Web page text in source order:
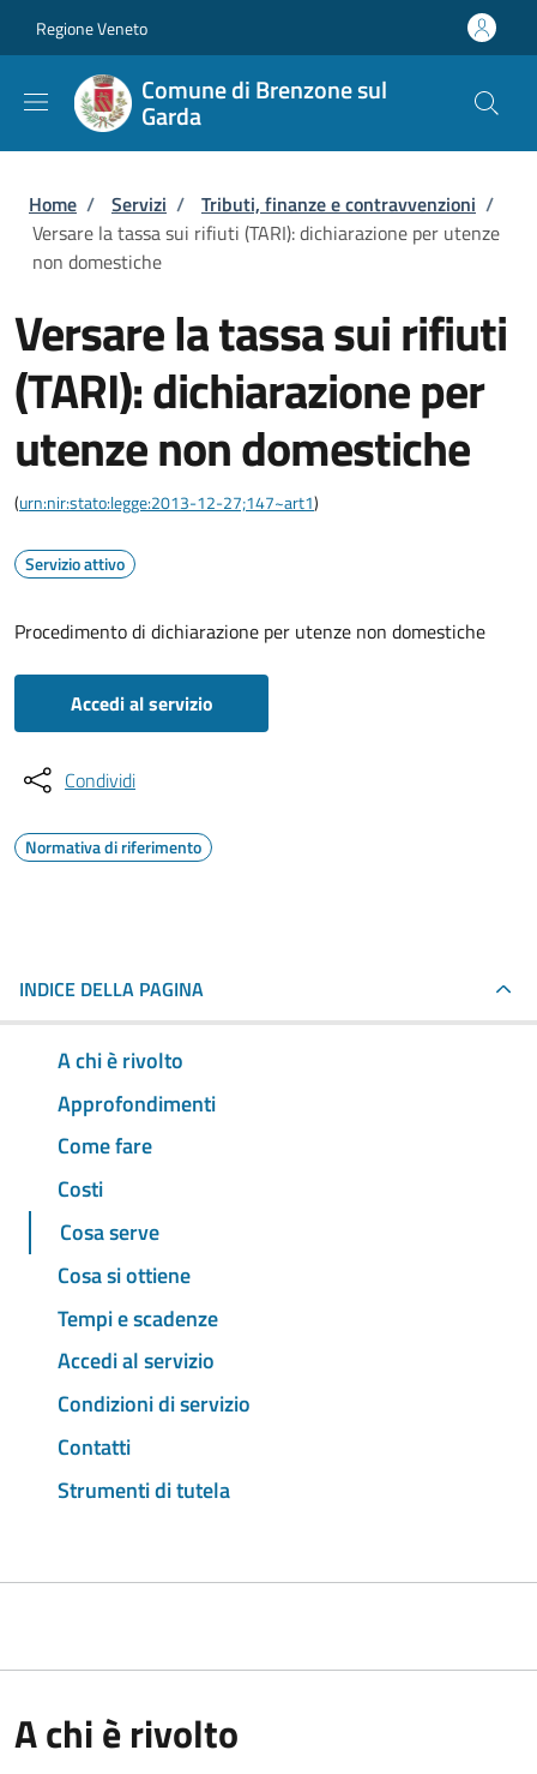
Regione Veneto
Comune di Brenzone sul
Garda
Briciole di pane
Home / Servizi / Tributi, finanze e contravvenzioni /
Versare la tassa sui rifiuti (TARI): dichiarazione per utenze
non domestiche
Versare la tassa sui rifiuti
(TARI): dichiarazione per
utenze non domestiche
(urn:nir:stato:legge:2013-12-27;147~art1)
Servizio attivo
Procedimento di dichiarazione per utenze non domestiche
Accedi al servizio
Condividi
Normativa di riferimento
INDICE DELLA PAGINA
A chi è rivolto
Approfondimenti
Come fare
Costi
Cosa serve
Cosa si ottiene
Tempi e scadenze
Accedi al servizio
Condizioni di servizio
Contatti
Strumenti di tutela
A chi è rivolto